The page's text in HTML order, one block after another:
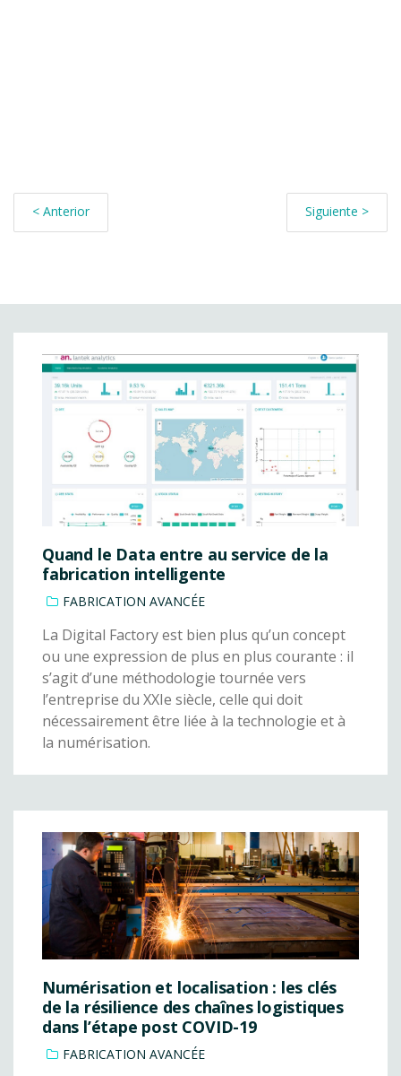
< Anterior Siguiente >
Quand le Data entre au service de la
fabrication intelligente
FABRICATION AVANCÉE
La Digital Factory est bien plus qu’un concept
ou une expression de plus en plus courante : il
s’agit d’une méthodologie tournée vers
l’entreprise du XXIe siècle, celle qui doit
nécessairement être liée à la technologie et à
la numérisation.
Numérisation et localisation : les clés
de la résilience des chaînes logistiques
dans l’étape post COVID-19
FABRICATION AVANCÉE